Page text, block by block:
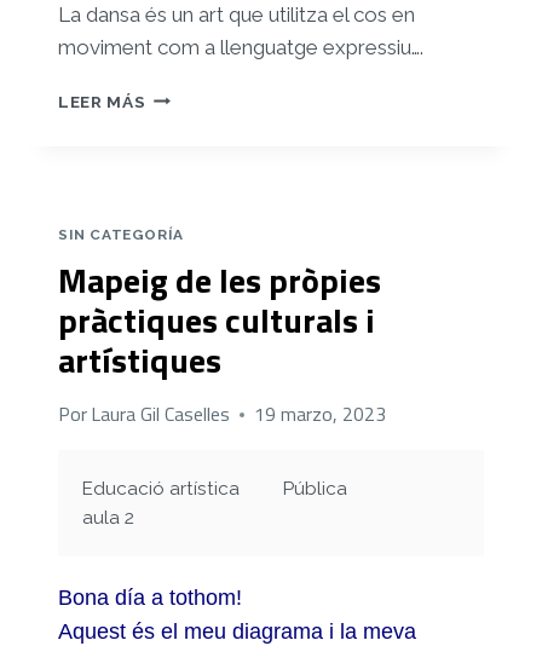
La dansa és un art que utilitza el cos en
moviment com a llenguatge expressiu….
LEER MÁS REGISTRE
SIN CATEGORÍA
Mapeig de les pròpies
pràctiques culturals i
artístiques
PorLaura Gil Caselles 19 marzo, 2023
Educació artística
aula 2
Pública
Bona día a tothom!
Aquest és el meu diagrama i la meva